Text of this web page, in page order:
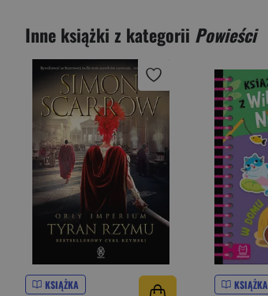
Inne książki z kategorii Powieści
KSIĄŻKA KSIĄŻKA